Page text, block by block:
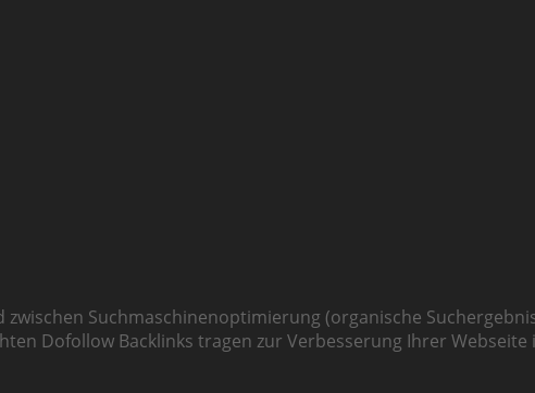
zwischen Suchmaschinenoptimierung (organische
Dofollow Backlinks tragen zur Verbesserung Ihrer Webseite